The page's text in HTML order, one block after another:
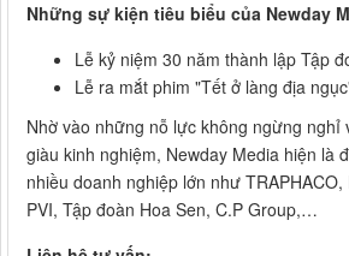
Những sự kiện tiêu biểu của Newday
Lễ kỷ niệm 30 năm thành lập Tập
Lễ ra mắt phim "Tết ở làng địa
Nhờ vào những nỗ lực không ngừng nghỉ
giàu kinh nghiệm, Newday Media hiện là
nhiều doanh nghiệp lớn như
PVI, Tập đoàn Hoa Sen, C.P Group,…